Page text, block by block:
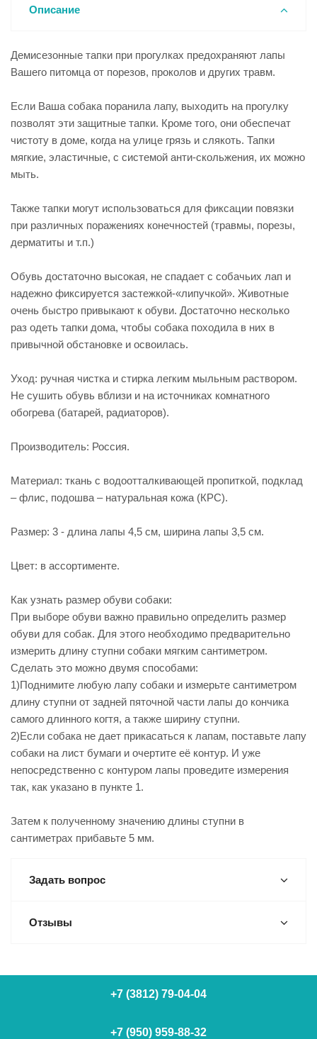
Описание
Демисезонные тапки при прогулках предохраняют лапы
Вашего питомца от порезов, проколов и других травм.
Если Ваша собака поранила лапу, выходить на прогулку
позволят эти защитные тапки. Кроме того, они обеспечат
чистоту в доме, когда на улице грязь и слякоть. Тапки
мягкие, эластичные, с системой анти-скольжения, их можно
мыть.
Также тапки могут использоваться для фиксации повязки
при различных поражениях конечностей (травмы, порезы,
дерматиты и т.п.)
Обувь достаточно высокая, не спадает с собачьих лап и
надежно фиксируется застежкой-«липучкой». Животные
очень быстро привыкают к обуви. Достаточно несколько
раз одеть тапки дома, чтобы собака походила в них в
привычной обстановке и освоилась.
Уход: ручная чистка и стирка легким мыльным раствором.
Не сушить обувь вблизи и на источниках комнатного
обогрева (батарей, радиаторов).
Производитель: Россия.
Материал: ткань с водоотталкивающей пропиткой, подклад
– флис, подошва – натуральная кожа (КРС).
Размер: 3 - длина лапы 4,5 см, ширина лапы 3,5 см.
Цвет: в ассортименте.
Как узнать размер обуви собаки:
При выборе обуви важно правильно определить размер
обуви для собак. Для этого необходимо предварительно
измерить длину ступни собаки мягким сантиметром.
Сделать это можно двумя способами:
1)Поднимите любую лапу собаки и измерьте сантиметром
длину ступни от задней пяточной части лапы до кончика
самого длинного когтя, а также ширину ступни.
2)Если собака не дает прикасаться к лапам, поставьте лапу
собаки на лист бумаги и очертите её контур. И уже
непосредственно с контуром лапы проведите измерения
так, как указано в пункте 1.
Затем к полученному значению длины ступни в
сантиметрах прибавьте 5 мм.
Задать вопрос
Отзывы
+7 (3812) 79-04-04
+7 (950) 959-88-32